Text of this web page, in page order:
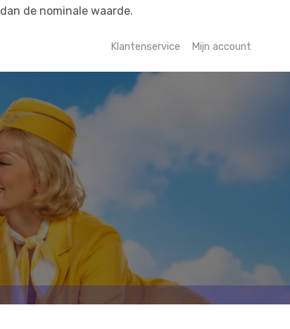
de nominale waarde.
Klantenservice Mijn account